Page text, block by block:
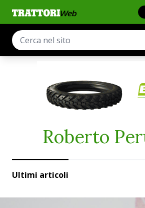
Roberto
Ultimi articoli